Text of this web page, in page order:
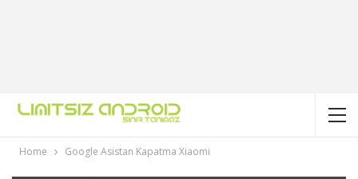
Home Google Asistan Kapatma Xiaomi